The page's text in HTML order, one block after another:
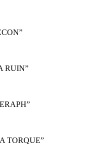
”
RUIN”
”
TORQUE”